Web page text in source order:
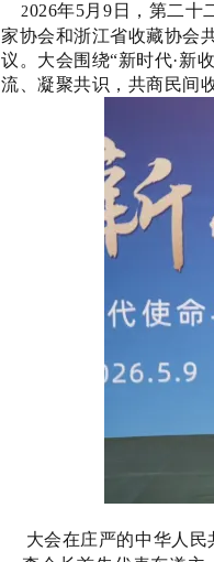
2026年5月9日，第二十
家协会和浙江省收藏协会
议。大会围绕“新时代·新
流、凝聚共识，共商民间
大会在庄严的中华人民